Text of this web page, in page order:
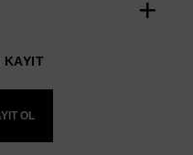
KAYIT
OL